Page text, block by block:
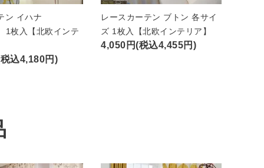
ン イハナ
1枚入【北欧インテ
込4,180円)
レースカーテン ブトン 各サイ
ズ 1枚入【北欧インテリア】
4,050円(税込4,455円)